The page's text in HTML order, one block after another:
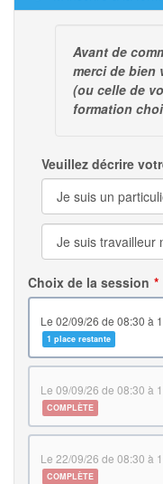
Avant de
merci de bien
(ou celle de
formation
Veuillez décrire
Choix de la session
1 place restante
COMPLÈTE
COMPLÈTE